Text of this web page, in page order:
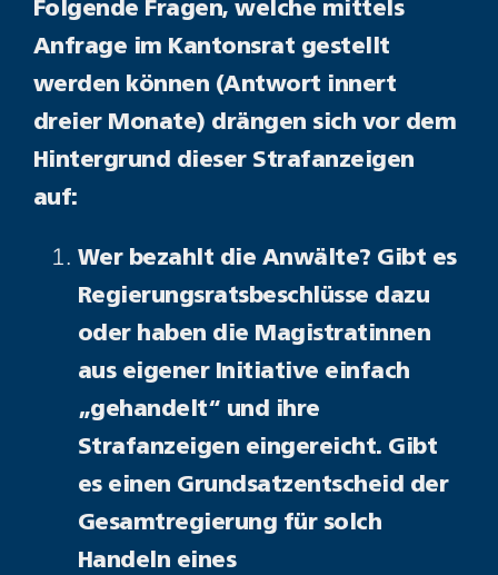
Folgende Fragen, welche mittels
Anfrage im Kantonsrat gestellt
werden können (Antwort innert
dreier Monate) drängen sich vor dem
Hintergrund dieser Strafanzeigen
auf:
Wer bezahlt die Anwälte? Gibt es
Regierungsratsbeschlüsse dazu
oder haben die Magistratinnen
aus eigener Initiative einfach
„gehandelt“ und ihre
Strafanzeigen eingereicht. Gibt
es einen Grundsatzentscheid der
Gesamtregierung für solch
Handeln eines